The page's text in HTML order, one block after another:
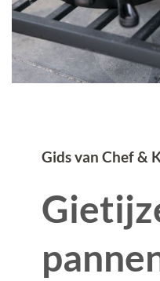
Gids van Chef &